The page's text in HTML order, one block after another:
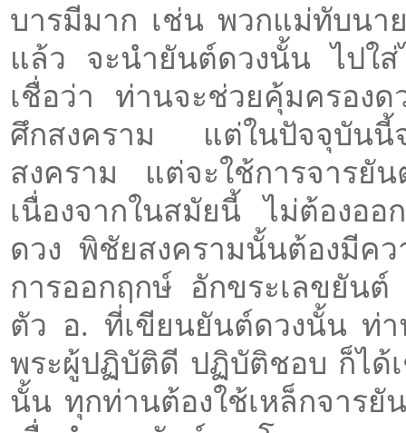
บารมีมาก เช่น พวกแม่ทับนา
แล้ว จะนำยันต์ดวงนั้น ไปใส่
เชื่อว่า ท่านจะช่วยคุ้มครองด
ศึกสงคราม แต่ในปัจจุบันนี้
สงคราม แต่จะใช้การจาร
เนื่องจากในสมัยนี้ ไม่ต้องอ
ดวง พิชัยสงครามนั้นต้องมีค
การออกฤกษ์ อักขระเลขยันต์
ตัว อ. ที่เขียนยันต์ดวงนั้น ท่า
พระผู้ปฏิบัติดี ปฏิบัติชอบ ก็ไ
นั้น ทุกท่านต้องใช้เหล็กจาร